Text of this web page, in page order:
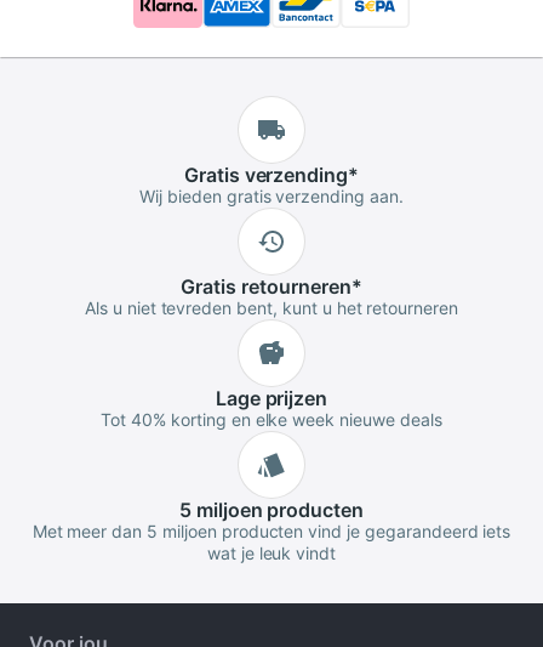
Gratis verzending*
Wij bieden gratis verzending aan.
Gratis retourneren*
Als u niet tevreden bent, kunt u het retourneren
Lageprijzen
Tot 40% korting en elke week nieuwe deals
5 miljoen producten
Met meer dan 5 miljoen producten vind je gegarandeerd iets
wat je leuk vindt